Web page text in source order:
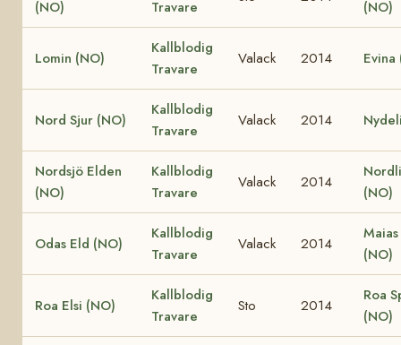
(NO) Travare (NO)
Lomin (NO)
Kallblodig
Travare
Valack 2014 Evina
Nord Sjur (NO)
Kallblodig
Travare
Valack 2014
Nordsjö Elden
(NO)
Kallblodig
Travare
Valack 2014
(NO)
Odas Eld (NO)
Kallblodig
Travare
Valack 2014
(NO)
Roa Elsi (NO)
Kallblodig
Travare
Sto 2014
Roa
(NO)